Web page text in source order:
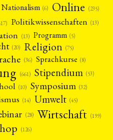
Nationalism (6) Online (235)
Politikwissenschaften (13)
(13) Programm (5)
(20) Religion (75)
(36) Sprachkurse (8)
(661) Stipendium (53)
(10) Symposium (32)
(14) Umwelt (45)
(28) Wirtschaft (199)
(126)